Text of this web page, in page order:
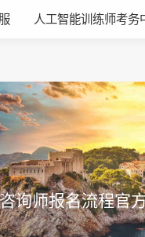
人工智能训练师考务
询师报名流程官